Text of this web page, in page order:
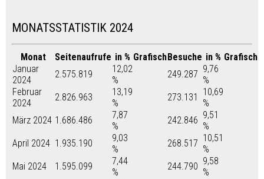
MONATSSTATISTIK 2024
Monat Seitenaufrufe in % GrafischBesuche in % Grafisch
Januar
2024
2.575.819
12,02
%
249.287 9,76
%
Februar
2024
2.826.963
13,19
%
273.131
10,69
%
März 2024 1.686.486
7,87
%
242.846 9,51
%
April 2024 1.935.190
9,03
%
268.517 10,51
%
Mai 2024
1.595.099
7,44
%
244.790 9,58
%